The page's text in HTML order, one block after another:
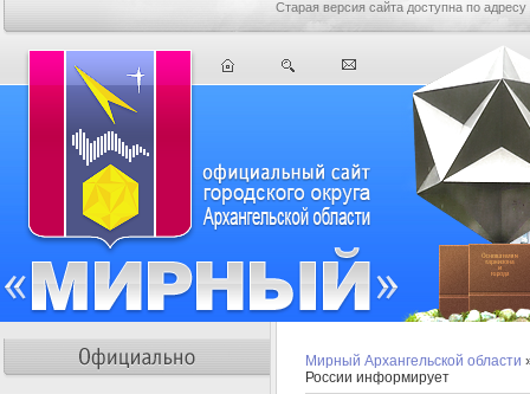
Старая версия сайта доступна по адресу
Мирный Архангельской области
России информирует